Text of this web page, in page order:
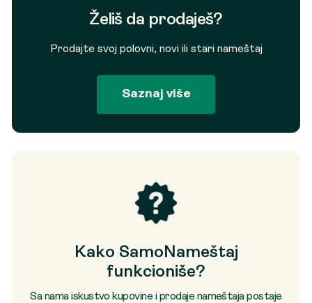
Želiš da prodaješ?
Prodajte svoj polovni, novi ili stari nameštaj
Saznaj više
Kako SamoNameštaj
funkcioniše?
Sa nama iskustvo kupovine i prodaje nameštaja postaje